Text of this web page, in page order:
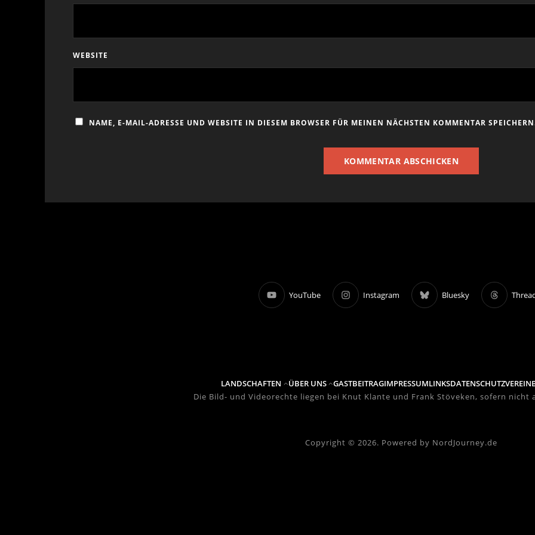
WEBSITE
NAME, E-MAIL-ADRESSE UND WEBSITE IN DIESEM BROWSER FÜR MEINEN NÄCHSTEN KOMMENTAR
YouTube Instagram Bluesky
LANDSCHAFTEN ÜBER UNS GASTBEITRAGIMPRESSUMLINKS
Die Bild- und Videorechte liegen bei Knut Klante und Frank Stöveken, sofern nicht
Copyright © 2026. Powered by NordJourney.de